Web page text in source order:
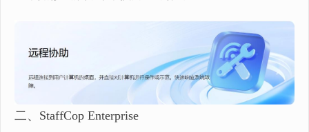
二、StaffCop Enterprise